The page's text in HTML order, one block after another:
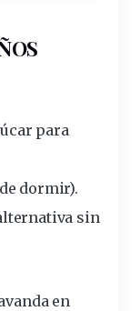
para
dormir).
sin
en